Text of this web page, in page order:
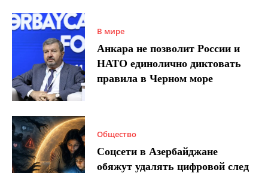
В мире
Анкара не позволит России и
НАТО единолично диктовать
правила в Черном море
Общество
Соцсети в Азербайджане
обяжут удалять цифровой след